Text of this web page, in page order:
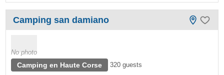
Camping san damiano
No photo
Camping en Haute Corse 320 guests